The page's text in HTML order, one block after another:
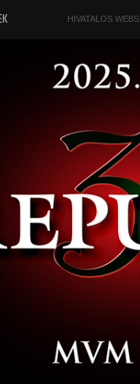
Őrizz
HIVATALOS